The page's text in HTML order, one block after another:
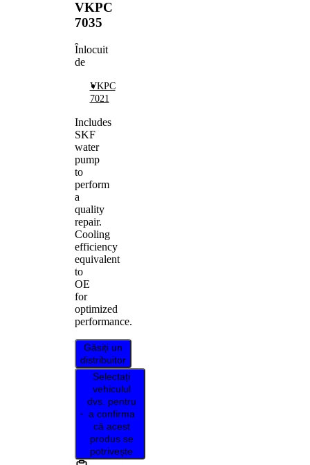
VKPC
7035
Înlocuit
de
VKPC
7021
Includes
SKF
water
pump
to
perform
a
quality
repair.
Cooling
efficiency
equivalent
to
OE
for
optimized
performance.
Găsiți un
distribuitor
Selectați
vehiculul
dvs. pentru
a confirma
că acest
produs se
potrivește